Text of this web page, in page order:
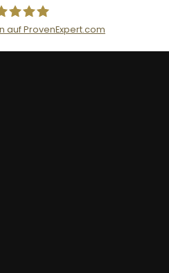
GmbH
auf ProvenExpert.com